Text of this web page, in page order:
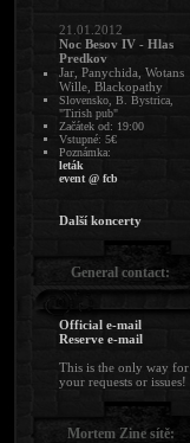
21.01.2012
Noc Besov IV - Hlas
Predkov
Jar, Panychida, Wotans
Wille, Blackopathy
Slovensko, B. Bystrica,
"Tirish pub"
Začátek od: 19:00
Vstupné: 5€
Poznámka:
leták
event @ fcb
Další koncerty
General contact:
Official e-mail
Reserve e-mail
This is the only way for
your requests or issues!
Mortem Zine sítě: